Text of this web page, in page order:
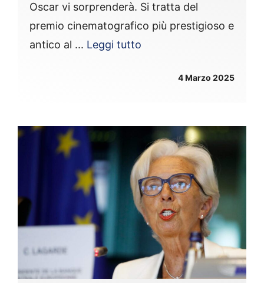
Oscar vi sorprenderà. Si tratta del
premio cinematografico più prestigioso e
antico al ... Leggi tutto
4 Marzo 2025